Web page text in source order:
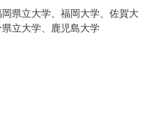
県立大学、福岡大学、佐賀大
立大学、鹿児島大学